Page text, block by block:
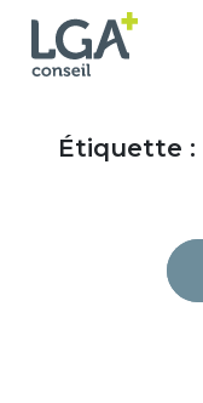
Étiquette :